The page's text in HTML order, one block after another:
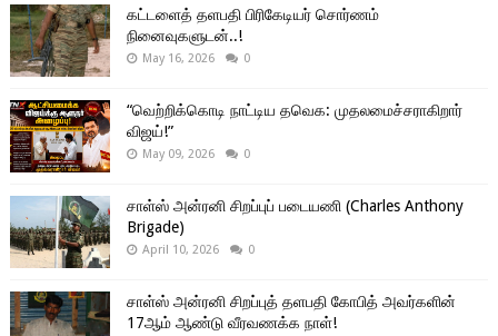
கட்டளைத் தளபதி பிரிகேடியர் சொர்ணம்
நினைவுகளுடன்..!
May 16, 2026 0
“வெற்றிக்கொடி நாட்டிய தவெக: முதலமைச்சராகிறார்
விஜய்!”
May 09, 2026 0
சாள்ஸ் அன்ரனி சிறப்புப் படையணி (Charles Anthony
Brigade)
April 10, 2026 0
சாள்ஸ் அன்ரனி சிறப்புத் தளபதி கோபித் அவர்களின்
17ஆம் ஆண்டு வீரவணக்க நாள்!